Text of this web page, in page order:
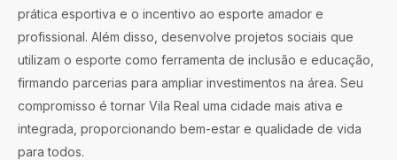
prática esportiva e o incentivo ao esporte amador e
profissional. Além disso, desenvolve projetos sociais que
utilizam o esporte como ferramenta de inclusão e educação,
firmando parcerias para ampliar investimentos na área. Seu
compromisso é tornar Vila Real uma cidade mais ativa e
integrada, proporcionando bem-estar e qualidade de vida
para todos.